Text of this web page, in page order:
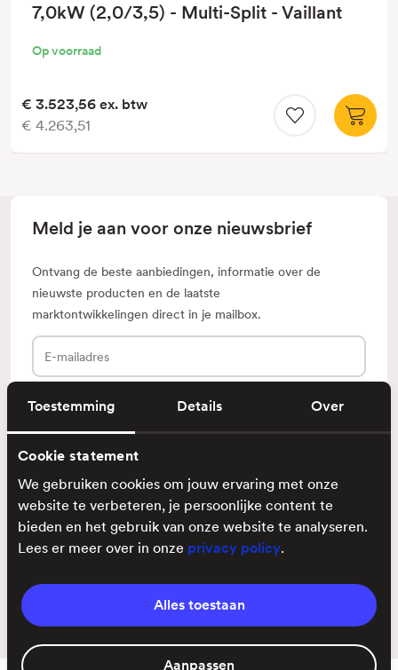
Toestemming Details Over
Cookie statement
We gebruiken cookies om jouw ervaring met onze
website te verbeteren, je persoonlijke content te
bieden en het gebruik van onze website te analyseren.
Lees er meer over in onze privacy policy.
Alles toestaan
Aanpassen
7,0kW (2,0/3,5) - Multi-Split - Vaillant
Op voorraad
€ 3.523,56 ex. btw
€ 4.263,51
Meld je aan voor onze nieuwsbrief
Ontvang de beste aanbiedingen, informatie over de
nieuwste producten en de laatste
marktontwikkelingen direct in je mailbox.
E-
mailadres
Klantenservice
Ontdek
Voorwaarden